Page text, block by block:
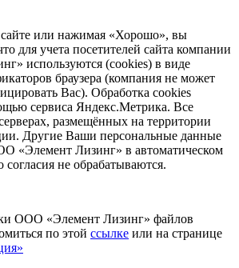
или нажимая «Хорошо», вы
для учета посетителей сайта компании
используются (cookies) в виде
браузера (компания не может
Вас). Обработка cookies
сервиса Яндекс.Метрика. Все
размещённых на территории
Другие Ваши персональные данные
«Элемент Лизинг» в автоматическом
не обрабатываются.
ООО «Элемент Лизинг» файлов
по этой ссылке или на странице